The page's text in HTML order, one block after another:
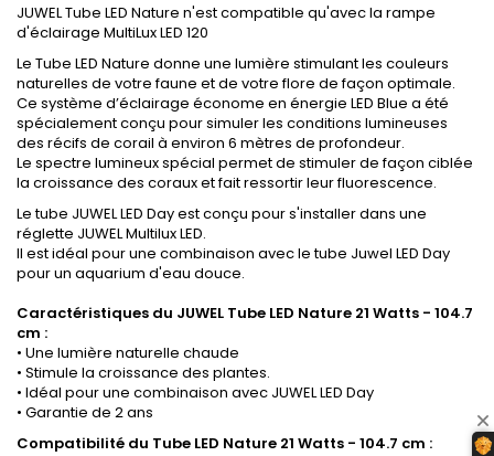
JUWEL Tube LED Nature n'est compatible qu'avec la rampe
d'éclairage MultiLux LED 120
Le Tube LED Nature donne une lumière stimulant les couleurs
naturelles de votre faune et de votre flore de façon optimale.
Ce système d’éclairage économe en énergie LED Blue a été
spécialement conçu pour simuler les conditions lumineuses
des récifs de corail à environ 6 mètres de profondeur.
Le spectre lumineux spécial permet de stimuler de façon ciblée
la croissance des coraux et fait ressortir leur fluorescence.
Le tube JUWEL LED Day est conçu pour s'installer dans une
réglette JUWEL Multilux LED.
Il est idéal pour une combinaison avec le tube Juwel LED Day
pour un aquarium d'eau douce.
Caractéristiques du JUWEL Tube LED Nature 21 Watts - 104.7
cm :
• Une lumière naturelle chaude
• Stimule la croissance des plantes.
• Idéal pour une combinaison avec JUWEL LED Day
• Garantie de 2 ans
Compatibilité du Tube LED Nature 21 Watts - 104.7 cm :